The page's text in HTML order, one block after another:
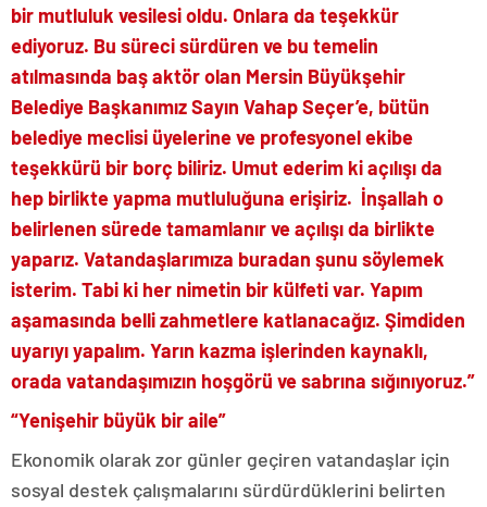
bir mutluluk vesilesi oldu. Onlara da teşekkür
ediyoruz. Bu süreci sürdüren ve bu temelin
atılmasında baş aktör olan Mersin Büyükşehir
Belediye Başkanımız Sayın Vahap Seçer’e, bütün
belediye meclisi üyelerine ve profesyonel ekibe
teşekkürü bir borç biliriz. Umut ederim ki açılışı da
hep birlikte yapma mutluluğuna erişiriz. İnşallah o
belirlenen sürede tamamlanır ve açılışı da birlikte
yaparız. Vatandaşlarımıza buradan şunu söylemek
isterim. Tabi ki her nimetin bir külfeti var. Yapım
aşamasında belli zahmetlere katlanacağız. Şimdiden
uyarıyı yapalım. Yarın kazma işlerinden kaynaklı,
orada vatandaşımızın hoşgörü ve sabrına sığınıyoruz.”
“Yenişehir büyük bir aile”
Ekonomik olarak zor günler geçiren vatandaşlar için
sosyal destek çalışmalarını sürdürdüklerini belirten